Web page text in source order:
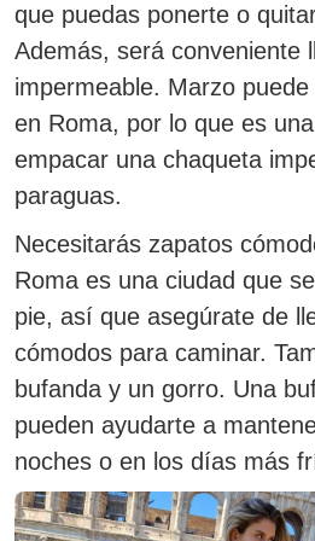
que puedas ponerte o
Además, será conveniente
impermeable. Marzo
en Roma, por lo que es
empacar una chaqueta
paraguas.
Necesitarás zapatos
Roma es una ciudad que
pie, así que asegúrate de
cómodos para caminar.
bufanda y un gorro. Una
pueden ayudarte a
noches o en los días más